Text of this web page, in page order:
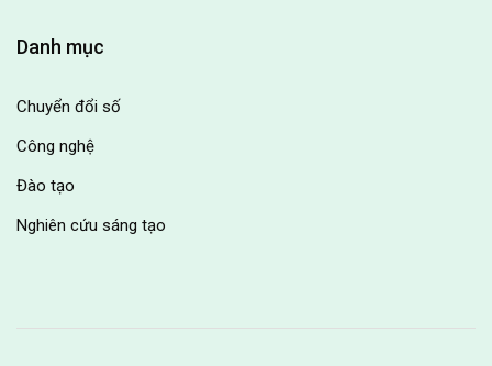
Danh mục
Chuyển đổi số
Công nghệ
Đào tạo
Nghiên cứu sáng tạo